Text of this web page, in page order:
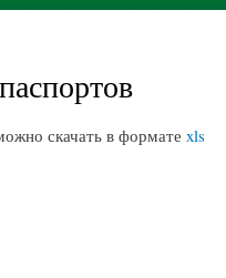
скачать в форматеxls